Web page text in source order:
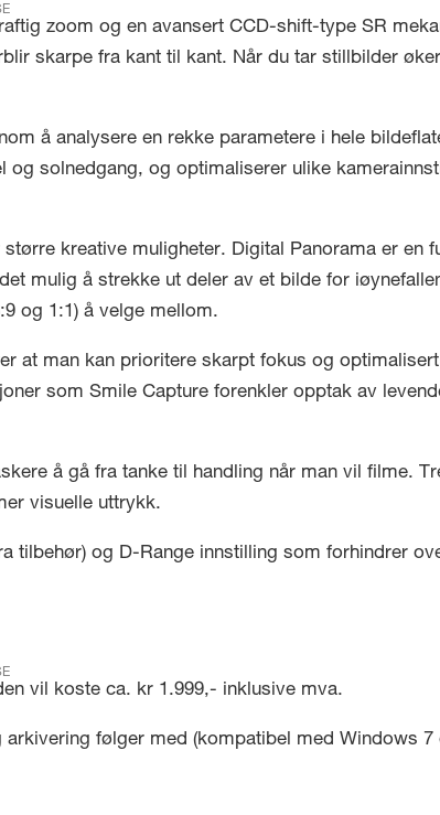
zoom og en avansert CCD-shift-type SR
skarpe fra kant til kant. Når du tar stillbilder
å analysere en rekke parametere i hele
solnedgang, og optimaliserer ulike
kreative muligheter. Digital Panorama er en
mulig å strekke ut deler av et bilde for
og 1:1) å velge mellom.
at man kan prioritere skarpt fokus og
som Smile Capture forenkler opptak av
å gå fra tanke til handling når man vil filme.
visuelle uttrykk.
tilbehør) og D-Range innstilling som forhindrer
vil koste ca. kr 1.999,- inklusive mva.
følger med (kompatibel med Windows 7